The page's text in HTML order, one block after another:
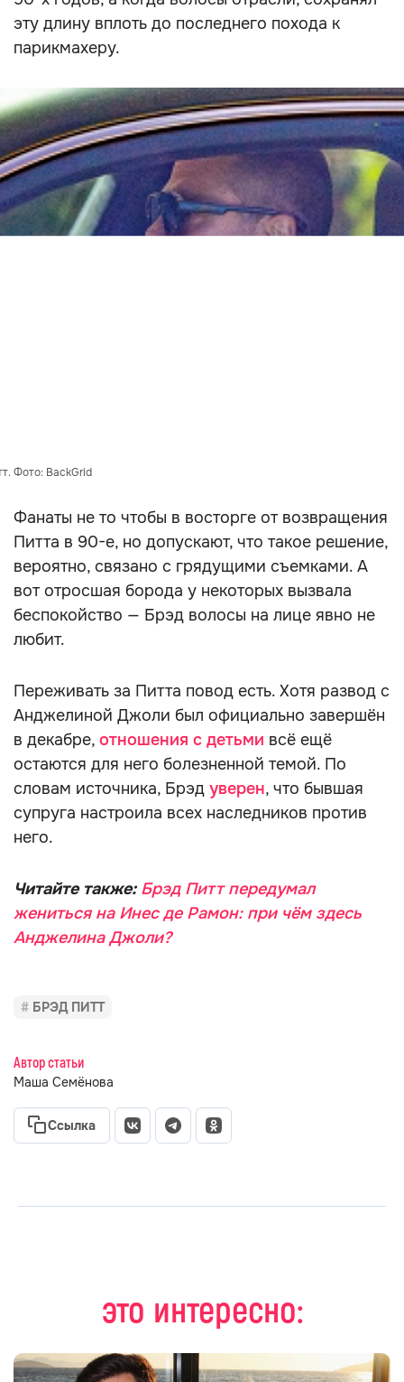
эту длину вплоть до последнего похода к
парикмахеру.
Фото: BackGrid
Фанаты не то чтобы в восторге от возвращения
Питта в 90-е, но допускают, что такое решение,
вероятно, связано с грядущими съемками. А
вот отросшая борода у некоторых вызвала
беспокойство — Брэд волосы на лице явно не
любит.
Переживать за Питта повод есть. Хотя развод с
Анджелиной Джоли был официально завершён
в декабре, отношения с детьми всё ещё
остаются для него болезненной темой. По
словам источника, Брэд уверен, что бывшая
супруга настроила всех наследников против
него.
Читайте также: Брэд Питт передумал
жениться на Инес де Рамон: при чём здесь
Анджелина Джоли?
БРЭД ПИТТ
Автор статьи
Маша Семёнова
Ссылка
это интересно: